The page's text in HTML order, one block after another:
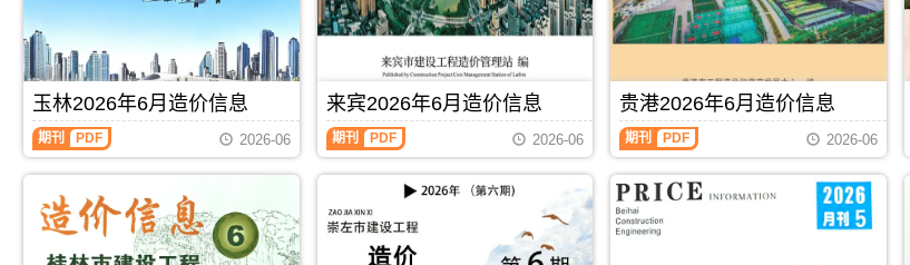
信
息)，
百
色
市
建
设
工
程
价
信
息)，
北
设
工
程
造
价
息
高
价
信
息)，
池
市
建
设
工
程
造
价
信
玉林2026年6月造价信息
玉
林
月
期刊 PDF 2026-06
来宾2026年6月造价信息
来
宾
月
期刊 PDF 2026-06
贵港2026年6月造价信息
贵
港
年
6
月
期刊 PDF 2026-06